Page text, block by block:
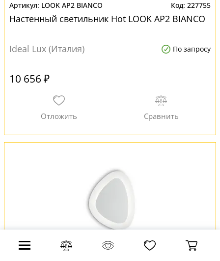
LOOK AP2 BIANCO 227755
Настенный светильник Hot LOOK AP2 BIANCO
Ideal Lux (Италия) По запросу
10 656 ₽